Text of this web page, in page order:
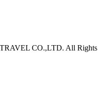
CO.,LTD. All Rights